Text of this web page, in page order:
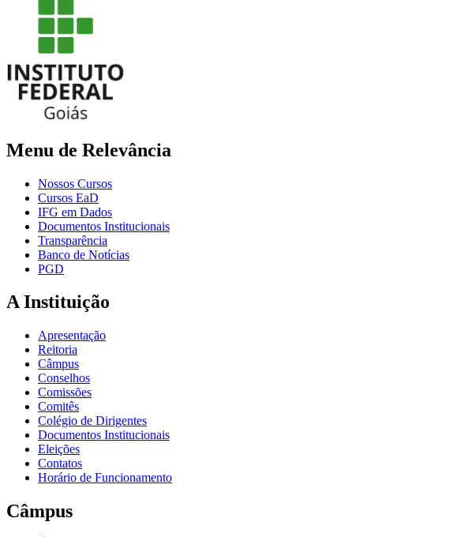
Menu de Relevância
Nossos Cursos
Cursos EaD
IFG em Dados
Documentos Institucionais
Transparência
Banco de Notícias
PGD
A Instituição
Apresentação
Reitoria
Câmpus
Conselhos
Comissões
Comitês
Colégio de Dirigentes
Documentos Institucionais
Eleições
Contatos
Horário de Funcionamento
Câmpus